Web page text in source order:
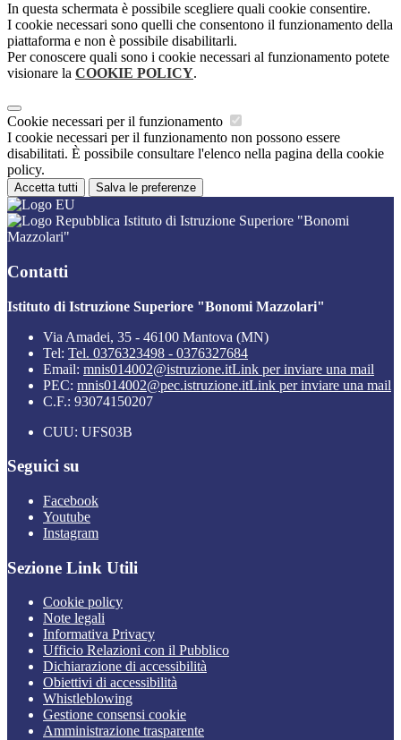
In questa schermata è possibile scegliere quali cookie consentire.
I cookie necessari sono quelli che consentono il funzionamento della
piattaforma e non è possibile disabilitarli.
Per conoscere quali sono i cookie necessari al funzionamento potete
visionare la COOKIE POLICY.
Cookie necessari per il funzionamento
I cookie necessari per il funzionamento non possono essere
disabilitati. È possibile consultare l'elenco nella pagina della cookie
policy.
Accetta tutti Salva le preferenze
Istituto di Istruzione Superiore "Bonomi
Mazzolari"
Contatti
Istituto di Istruzione Superiore "Bonomi Mazzolari"
Via Amadei, 35 - 46100 Mantova (MN)
Tel: Tel. 0376323498 - 0376327684
Email: mnis014002@istruzione.itLink per inviare una mail
PEC: mnis014002@pec.istruzione.itLink per inviare una mail
C.F.: 93074150207
CUU: UFS03B
Seguici su
Facebook
Youtube
Instagram
Sezione Link Utili
Cookie policy
Note legali
Informativa Privacy
Ufficio Relazioni con il Pubblico
Dichiarazione di accessibilità
Obiettivi di accessibilità
Whistleblowing
Gestione consensi cookie
Amministrazione trasparente